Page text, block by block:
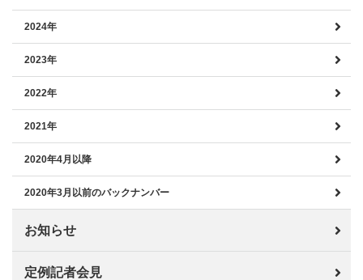
2024年
2023年
2022年
2021年
2020年4月以降
2020年3月以前のバックナンバー
お知らせ
定例記者会見